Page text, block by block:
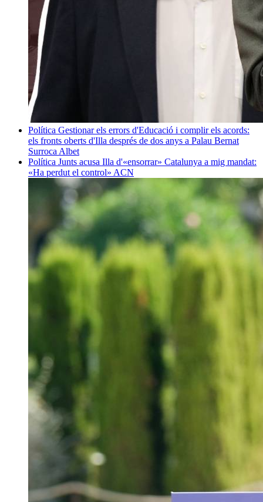
Política Gestionar els errors d'Educació i complir els acords:
els fronts oberts d'Illa després de dos anys a Palau Bernat
Surroca Albet
Política Junts acusa Illa d'«ensorrar» Catalunya a mig mandat:
«Ha perdut el control» ACN